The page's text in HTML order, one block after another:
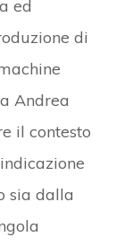
ed
di
Andrea
il contesto
sia dalla